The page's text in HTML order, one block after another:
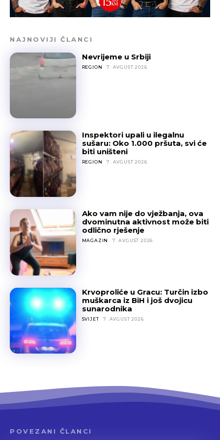
NAJNOVIJI ČLANCI
Nevrijeme u Srbiji
REGION 7. AVGUST 2026.
Inspektori upali u ilegalnu
sušaru: Oko 1.000 pršuta, svi će
biti uništeni
REGION 7. AVGUST 2026.
Ako vam nije do vježbanja, ova
dvominutna aktivnost može biti
odlično rješenje
MAGAZIN 7. AVGUST 2026.
Krvoproliće u Gracu: Turčin izbo
muškarca iz BiH i još dvojicu
sunarodnika
SVIJET 7. AVGUST 2026.
POVEZANI ČLANCI